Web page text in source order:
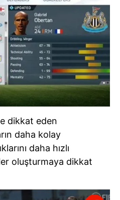
dikkat eden
daha kolay
daha hızlı
oluşturmaya dikkat